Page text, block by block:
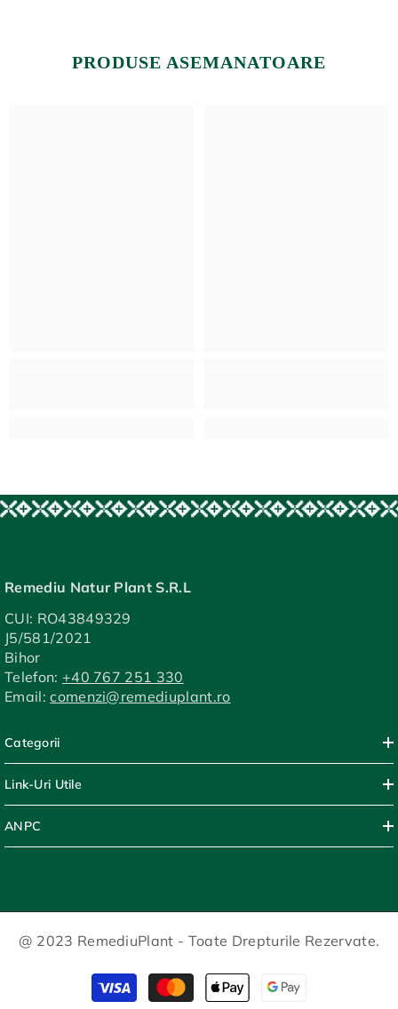
PRODUSE ASEMANATOARE
Remediu Natur Plant S.R.L
CUI: RO43849329
J5/581/2021
Bihor
Telefon: +40 767 251 330
Email:comenzi@remediuplant.ro
Categorii
Link-Uri Utile
ANPC
@ 2023 RemediuPlant - Toate Drepturile Rezervate.
Modalitati
de